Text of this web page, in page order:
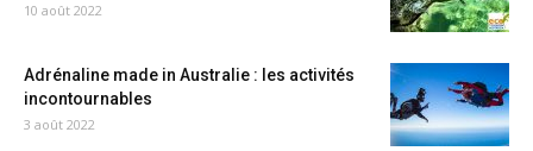
10 août 2022
Adrénaline made in Australie : les activités
incontournables
3 août 2022